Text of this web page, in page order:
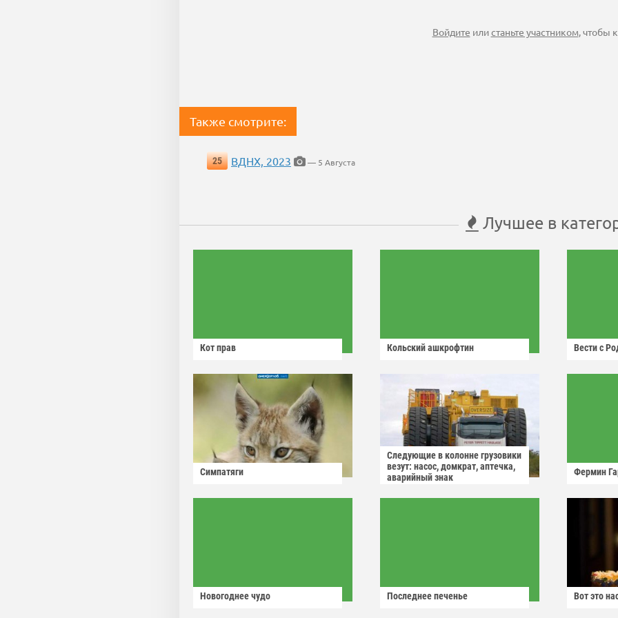
Войдите илистаньте участником, чтобы
Также смотрите:
25 ВДНХ, 2023 — 5 Августа
Лучшее в
Кот прав Кольский ашкрофтин Вести с
Симпатяги
Следующие в колонне грузовики
везут: насос, домкрат, аптечка,
аварийный знак
Фермин
Новогоднее чудо Последнее печенье Вот это